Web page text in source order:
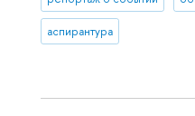
аспирантура